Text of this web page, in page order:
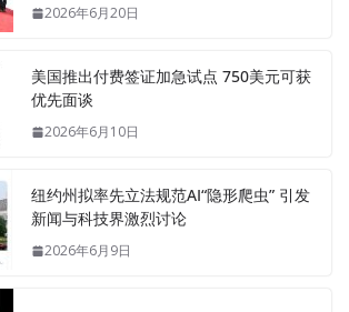
2026年6月20日
美国推出付费签证加急试点 750美元可获
优先面谈
2026年6月10日
纽约州拟率先立法规范AI“隐形爬虫” 引发
新闻与科技界激烈讨论
2026年6月9日